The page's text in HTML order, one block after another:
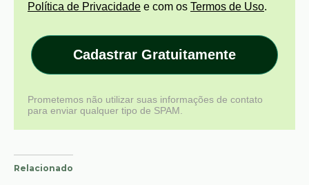
Política de Privacidade e com os Termos de Uso.
Cadastrar Gratuitamente
Prometemos não utilizar suas informações de contato
para enviar qualquer tipo de SPAM.
Relacionado